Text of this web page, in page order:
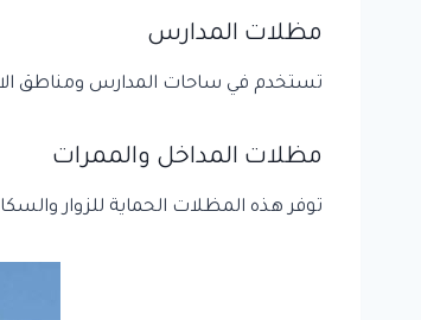
مظلات المدارس
تستخدم في ساحات المدارس ومناطق
مظلات المداخل والممرات
توفر هذه المظلات الحماية للزوار